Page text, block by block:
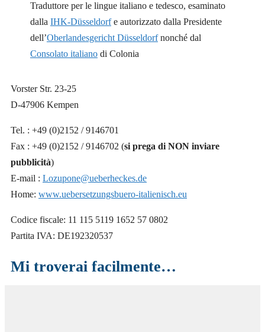
Traduttore per le lingue italiano e tedesco, esaminato
dalla IHK-Düsseldorfe autorizzato dalla Presidente
dell’Oberlandesgericht Düsseldorfnonché dal
Consolato italianodi Colonia
Vorster Str. 23-25
D-47906 Kempen
Tel. : +49 (0)2152 / 9146701
Fax : +49 (0)2152 / 9146702 (si prega di NON inviare
pubblicità)
E-mail : Lozupone@ueberheckes.de
Home: www.uebersetzungsbuero-italienisch.eu
Codice fiscale: 11 115 5119 1652 57 0802
Partita IVA: DE192320537
Mi troverai facilmente…